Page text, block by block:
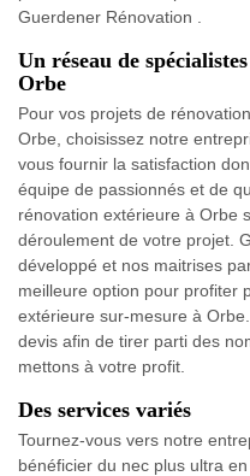
Guerdener Rénovation .
Un réseau de
Orbe
Pour vos projets de
Orbe, choisissez notre
vous fournir la satisfaction
équipe de passionnés et de
rénovation extérieure à Orbe
déroulement de votre projet.
développé et nos maitrises
meilleure option pour profiter
extérieure sur-mesure à
devis afin de tirer parti des
mettons à votre profit.
Des services variés
Tournez-vous vers notre
bénéficier du nec plus ultra